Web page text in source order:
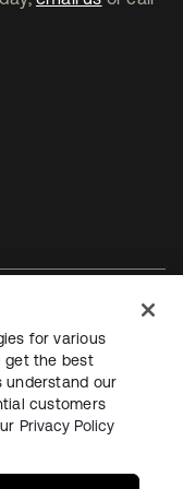
du site
for various
get the best
understand our
customers
Privacy Policy